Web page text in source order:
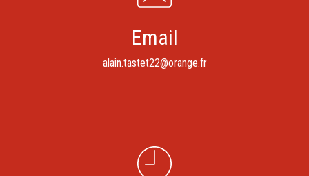
Email
alain.tastet22@orange.fr